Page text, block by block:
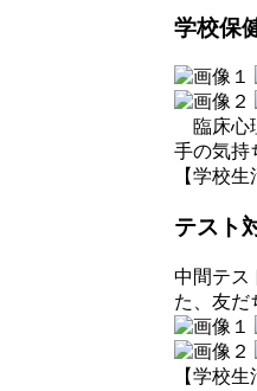
学校保
臨床心
手の気持
【学校
テスト
中間テス
た、友だ
【学校